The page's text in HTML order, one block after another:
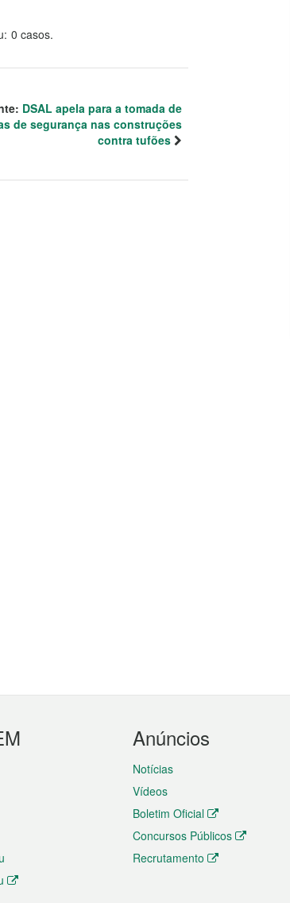
0 casos.
DSAL apela para a tomada de
de segurança nas construções
contra tufões
Anúncios
Notícias
Vídeos
Boletim Oficial
Concursos Públicos
Recrutamento